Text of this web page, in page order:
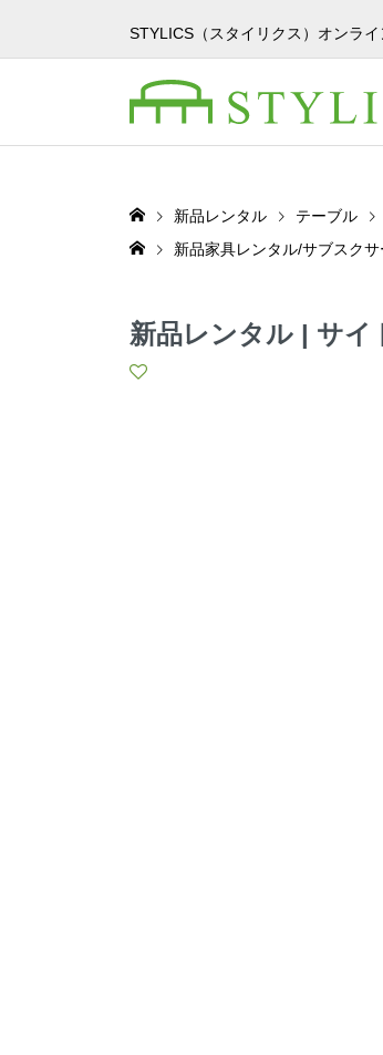
STYLICS（スタイリクス）オンラ
新品レンタル テーブル
新品家具レンタル/サブスクサ
新品レンタル | サ